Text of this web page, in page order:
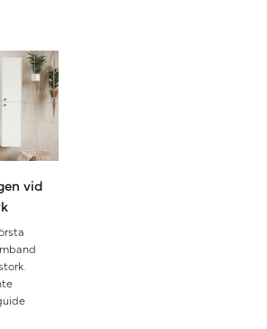
vid